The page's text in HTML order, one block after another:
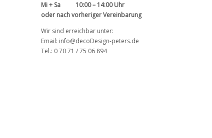
Mi + Sa 10:00 – 14:00 Uhr
oder nach vorheriger Vereinbarung
Wir sind erreichbar unter:
Email: info@decoDesign-peters.de
Tel.: 0 70 71 / 75 06 894